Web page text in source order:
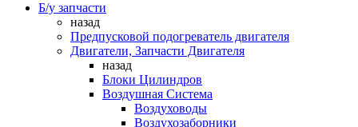
Б/у запчасти
назад
Предпусковой подогреватель двигателя
Двигатели, Запчасти Двигателя
назад
Блоки Цилиндров
Воздушная Система
Воздуховоды
Воздухозаборники